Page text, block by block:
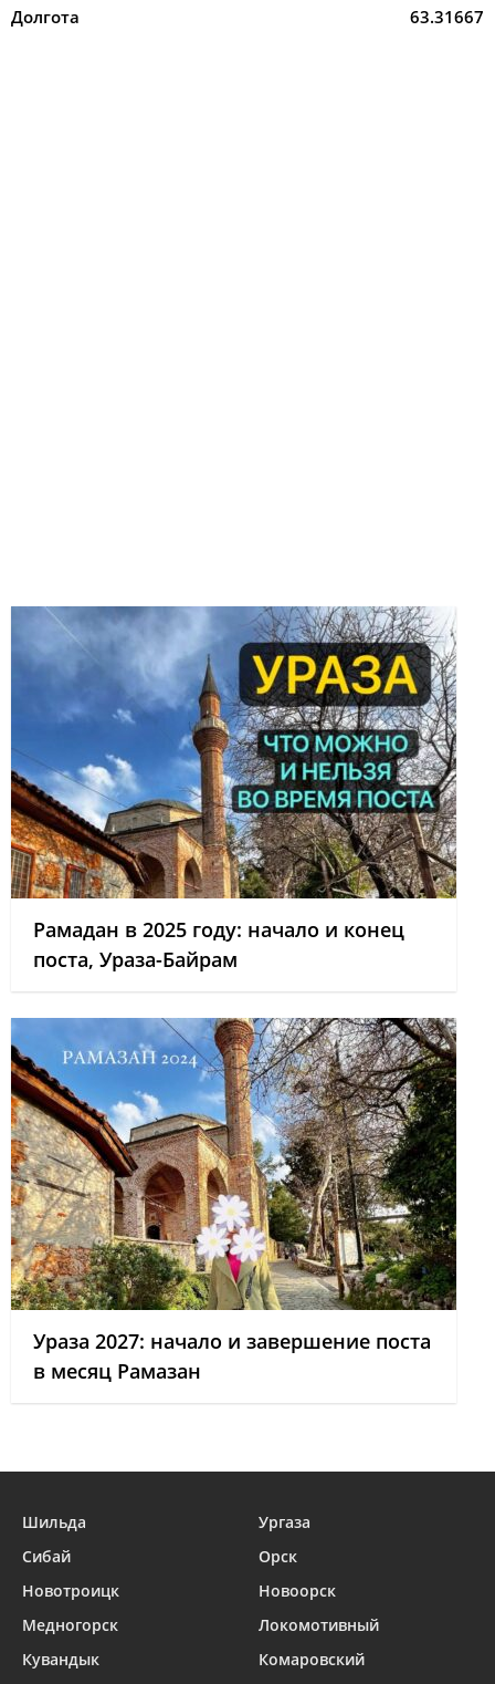
Долгота 63.31667
Рамадан в 2025 году: начало и конец
поста, Ураза-Байрам
Ураза 2027: начало и завершение поста
в месяц Рамазан
Шильда
Ургаза
Сибай
Орск
Новотроицк
Новоорск
Медногорск
Локомотивный
Кувандык
Комаровский